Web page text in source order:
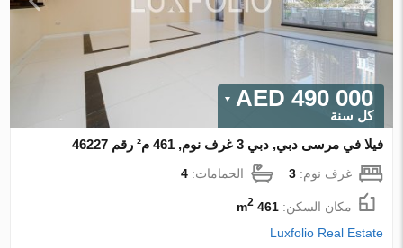
490 000 AED
كل سنة
فيلا في مرسى دبي, دبي 3 غرف نوم, 461 م² رقم 46227
غرف نوم:3 الحمامات:4
مكان السكن:461 m
2
Luxfolio Real Estate